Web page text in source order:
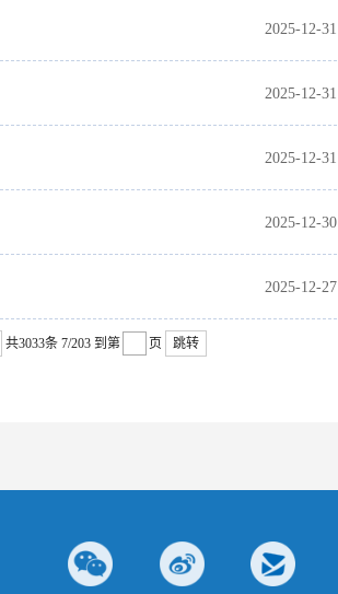
2025-12-31
2025-12-31
2025-12-31
2025-12-30
2025-12-27
共3033条 7/203 到第 页 跳转